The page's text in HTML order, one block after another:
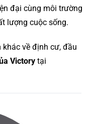
đại cùng môi trường
lượng cuộc sống.
về định cư, đầu
Victory tại